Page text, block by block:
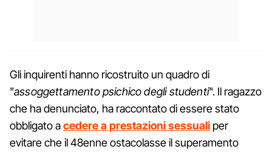
Gli inquirenti hanno ricostruito un quadro di
"assoggettamento psichico degli studenti". Il ragazzo
che ha denunciato, ha raccontato di essere stato
obbligato acedere a prestazioni sessuali per
evitare che il 48enne ostacolasse il superamento